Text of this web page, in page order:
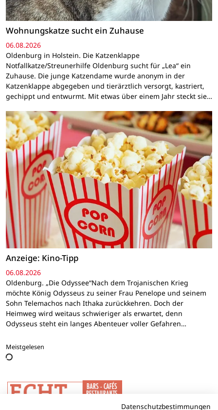
Wohnungskatze sucht ein Zuhause
06.08.2026
Oldenburg in Holstein. Die Katzenklappe
Notfallkatze/Streunerhilfe Oldenburg sucht für „Lea“ ein
Zuhause. Die junge Katzendame wurde anonym in der
Katzenklappe abgegeben und tierärztlich versorgt, kastriert,
gechippt und entwurmt. Mit etwas über einem Jahr steckt sie…
Anzeige: Kino-Tipp
06.08.2026
Oldenburg. „Die Odyssee“Nach dem Trojanischen Krieg
möchte König Odysseus zu seiner Frau Penelope und seinem
Sohn Telemachos nach Ithaka zurückkehren. Doch der
Heimweg wird weitaus schwieriger als erwartet, denn
Odysseus steht ein langes Abenteuer voller Gefahren…
Meistgelesen
Datenschutzbestimmungen